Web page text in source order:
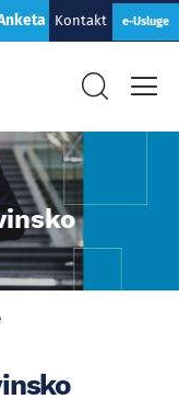
Kontakt e-Usluge